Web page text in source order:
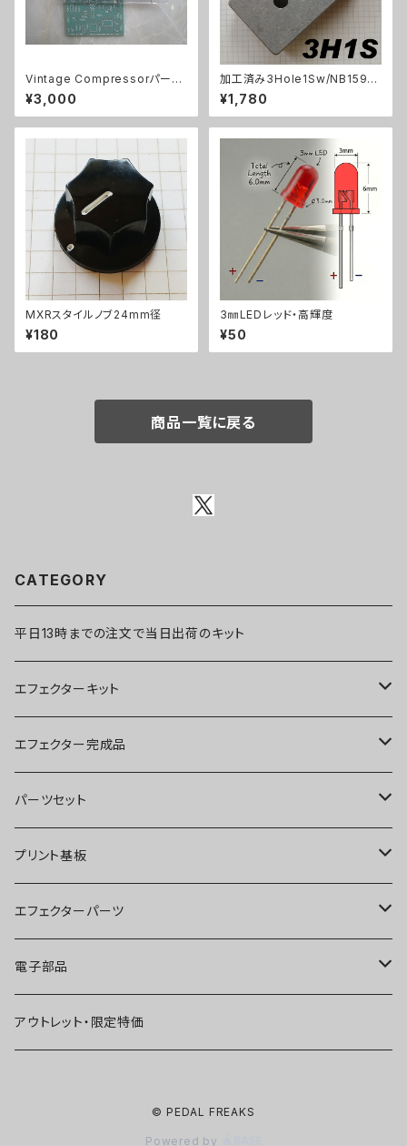
Vintage Compressorパーツ
セット
¥3,000
加工済み3Hole1Sw/NB1590
B（112x61x32mm）アルミダイ
キャストケース
¥1,780
MXRスタイルノブ24mm径
¥180
3㎜LEDレッド・高輝度
¥50
商品一覧に戻る
CATEGORY
平日13時までの注文で当日出荷のキット
エフェクターキット
ブースター
オーバードライブ
ディストーション
ファズ
プリアンプ
空間系
エフェクター完成品
ブースター
オーバードライブ
ディストーション
ファズ
空間系
パーツセット
ブースター
オーバードライブ
ディストーション
ファズ
プリント基板
オーバードライブ
ディストーション
ファズ
エフェクターパーツ
スイッチ
ジャック
電子部品
IC
アウトレット・限定特価
© PEDAL FREAKS
Powered by